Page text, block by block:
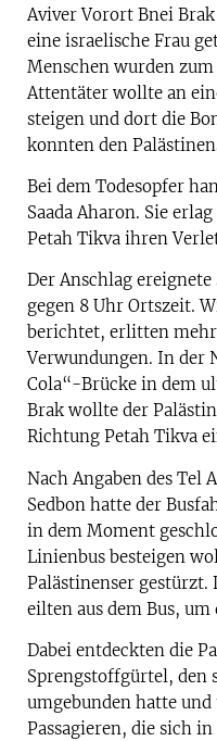
Aviver Vorort Bnei
eine israelische Frau
Menschen wurden
Attentäter wollte an
steigen und dort die
konnten den
Bei dem Todesopfer
Saada Aharon. Sie
Petah Tikva ihren
Der Anschlag
gegen 8 Uhr Ortszeit.
berichtet, erlitten
Verwundungen. In der
Cola“-Brücke in dem
Brak wollte der
Richtung Petah Tikva
Nach Angaben des Tel
Sedbon hatte der
in dem Moment
Linienbus besteigen
Palästinenser gestürzt.
eilten aus dem Bus,
Dabei entdeckten die
Sprengstoffgürtel, den
umgebunden hatte
Passagieren, die sich